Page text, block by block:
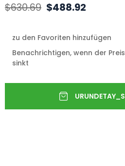
$630.69 $488.92
zu den Favoriten hinzufügen
Benachrichtigen, wenn der Preis
sinkt